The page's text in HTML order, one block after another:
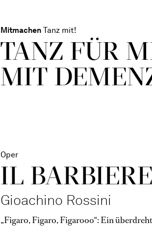
Mitmachen Tanz mit!
TANZ FÜR
MIT
Oper
IL
Gioachino Rossini
„Figaro, Figaro, Figarooo“: Ein